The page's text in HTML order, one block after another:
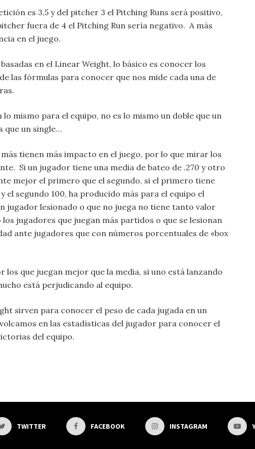
es 3,5 y del pitcher 3 el Pitching Runs será positivo,
fuera de 4 el Pitching Run sería negativo. A más
en el juego.
en el Linear Weight, lo básico es conocer los
las fórmulas para conocer que nos mide cada una de
mismo para el equipo, no es lo mismo un doble que un
que un single…
tienen más impacto en el juego, por lo que mirar los
Si un jugador tiene una media de bateo de .270 y otro
mejor el primero que el segundo, si el primero tiene
el segundo 100, ha producido más para el equipo el
jugador lesionado o que no juega no tiene tanto valor
jugadores que juegan más partidos o que se lesionan
ante jugadores que con números porcentuales de «box
los que juegan mejor que la media, si uno está lanzando
está perjudicando al equipo.
sirven para conocer el peso de cada jugada en un
en las estadísticas del jugador para conocer el
del equipo.
TWITTER FACEBOOK INSTAGRAM